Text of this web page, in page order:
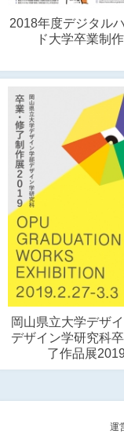
2018年度デジタル
ド大学卒業制
岡山県立大学デザ
デザイン学研究科
了作品展2019
運